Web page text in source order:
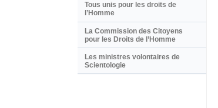
Tous unis pour les droits de
l’Homme
La Commission des Citoyens
pour les Droits de l’Homme
Les ministres volontaires de
Scientologie